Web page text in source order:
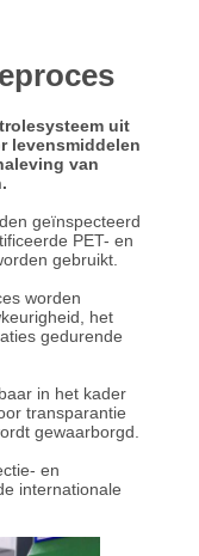
uit
levensmiddelen
van
geïnspecteerd
PET- en
gebruikt.
worden
het
gedurende
in het kader
transparantie
gewaarborgd.
en
internationale